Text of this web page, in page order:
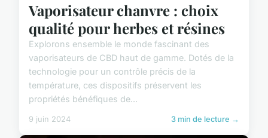
Vaporisateur chanvre : choix
qualité pour herbes et résines
Explorons ensemble le monde fascinant des
vaporisateurs de CBD haut de gamme. Dotés de la
technologie pour un contrôle précis de la
température, ces dispositifs préservent les
propriétés bénéfiques de...
9 juin 2024 3 min de lecture →